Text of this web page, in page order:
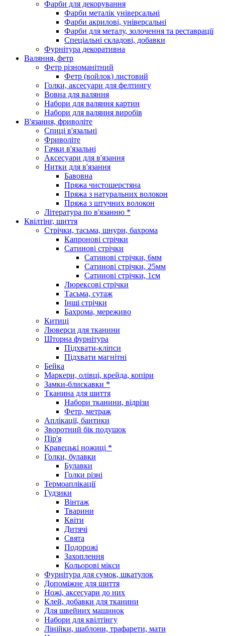
Фарби для декорування
Фарби металік універсальні
Фарби акрилові, універсальні
Фарби для металу, золочення та реставрації
Спеціальні складові, добавки
Фурнітура декоративна
Валяння, фетр
Фетр різноманітний
Фетр (войлок) листовий
Голки, аксесуари для фелтингу
Вовна для валяння
Набори для валяння картин
Набори для валяння виробів
В'язання, фриволіте
Спиці в'язальні
Фриволіте
Гачки в'язальні
Аксесуари для в'язання
Нитки для в'язання
Бавовна
Пряжа чистошерстяна
Пряжа з натуральних волокон
Пряжа з штучних волокон
Література по в'язанню *
Квілтінг, шиття
Стрічки, тасьма, шнури, бахрома
Капронові стрічки
Сатинові стрічки
Сатинові стрічки, 6мм
Сатинові стрічки, 25мм
Сатинові стрічки, 1см
Люрексові стрічки
Тасьма, сутаж
Інші стрічки
Бахрома, мереживо
Китиці
Люверси для тканини
Шторна фурнітура
Підхвати-кліпси
Підхвати магнітні
Бейка
Маркери, олівці, крейда, копіри
Замки-блискавки *
Тканина для шиття
Набори тканини, відрізи
Фетр, метраж
Аплікації, бантики
Зворотний бік подушок
Пір'я
Кравецькі ножиці *
Голки, булавки
Булавки
Голки різні
Термоаплікації
Гудзики
Вінтаж
Тварини
Квіти
Дитячі
Свята
Подорожі
Захоплення
Кольорові мікси
Фурнітура для сумок, шкатулок
Допоміжне для шиття
Ножі, аксесуари до них
Клей, добавки для тканини
Для швейних машинок
Набори для квілтінгу
Лінійки, шаблони, трафарети, мати